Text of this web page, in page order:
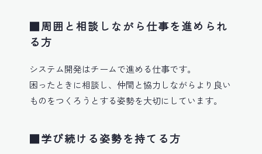
■周囲と相談しながら仕事を進められ
る方
システム開発はチームで進める仕事です。
困ったときに相談し、仲間と協力しながらより良い
ものをつくろうとする姿勢を大切にしています。
■学び続ける姿勢を持てる方